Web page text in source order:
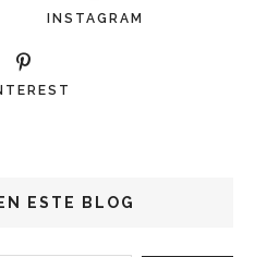
INSTAGRAM
ESTE BLOG